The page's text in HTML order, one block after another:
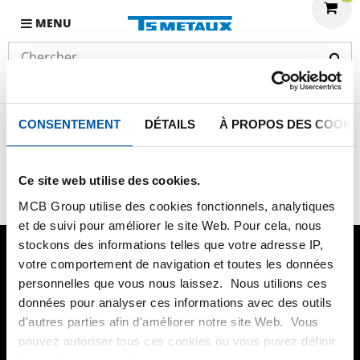
CONSENTEMENT DÉTAILS À PROPOS DES
Ce site web utilise des cookies.
MCB Group utilise des cookies fonctionnels, analytiques
et de suivi pour améliorer le site Web. Pour cela, nous
stockons des informations telles que votre adresse IP,
votre comportement de navigation et toutes les données
personnelles que vous nous laissez. Nous utilions ces
données pour analyser ces informations avec des outils
d'autres parties afin d'améliorer notre site Web. Vous
pouvez autoriser tous ces cookies ou vous puvez définir
MENU
HOME
Question? +33 (03) 320 46 30 40
Produits
Mon Espace Client